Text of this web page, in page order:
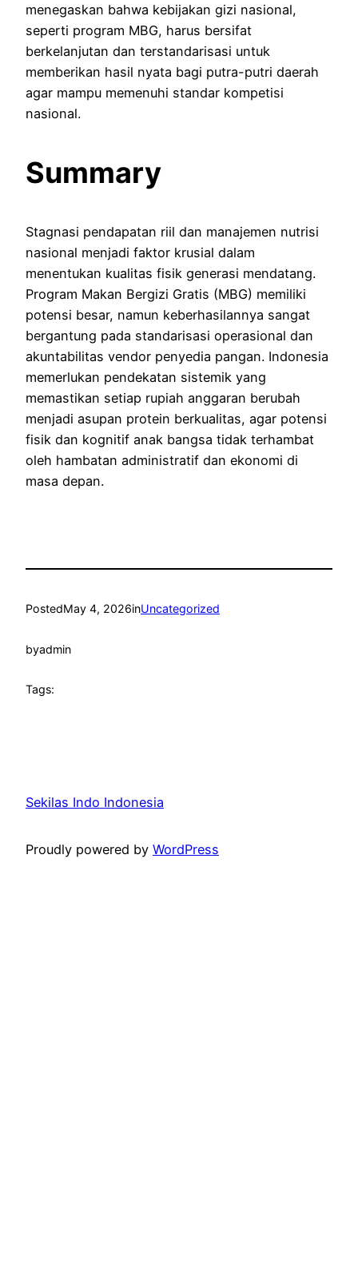
menegaskan bahwa kebijakan gizi nasional,
seperti program MBG, harus bersifat
berkelanjutan dan terstandarisasi untuk
memberikan hasil nyata bagi putra-putri daerah
agar mampu memenuhi standar kompetisi
nasional.
Summary
Stagnasi pendapatan riil dan manajemen nutrisi
nasional menjadi faktor krusial dalam
menentukan kualitas fisik generasi mendatang.
Program Makan Bergizi Gratis (MBG) memiliki
potensi besar, namun keberhasilannya sangat
bergantung pada standarisasi operasional dan
akuntabilitas vendor penyedia pangan. Indonesia
memerlukan pendekatan sistemik yang
memastikan setiap rupiah anggaran berubah
menjadi asupan protein berkualitas, agar potensi
fisik dan kognitif anak bangsa tidak terhambat
oleh hambatan administratif dan ekonomi di
masa depan.
PostedMay 4, 2026inUncategorized
byadmin
Tags:
Sekilas Indo Indonesia
Proudly powered by WordPress